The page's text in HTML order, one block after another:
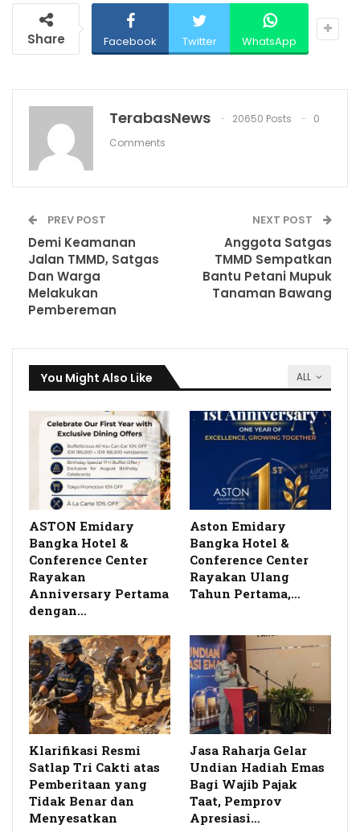
Share Facebook Twitter WhatsApp
TerabasNews 20650 Posts
0
Comments
PREV POST
Demi Keamanan
Jalan TMMD, Satgas
Dan Warga
Melakukan
Pembereman
NEXT POST
Anggota Satgas
TMMD Sempatkan
Bantu Petani Mupuk
Tanaman Bawang
ALL
You Might Also Like
ASTON Emidary
Bangka Hotel &
Conference Center
Rayakan
Anniversary Pertama
dengan…
Aston Emidary
Bangka Hotel &
Conference Center
Rayakan Ulang
Tahun Pertama,…
Klarifikasi Resmi
Satlap Tri Cakti atas
Pemberitaan yang
Tidak Benar dan
Menyesatkan
Jasa Raharja Gelar
Undian Hadiah Emas
Bagi Wajib Pajak
Taat, Pemprov
Apresiasi…